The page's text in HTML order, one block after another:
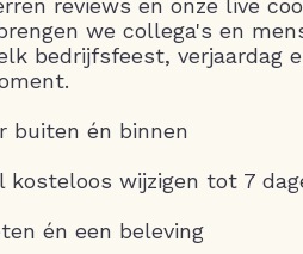
reviews en onze live
we collega's en
bedrijfsfeest, verjaardag
buiten én binnen
kosteloos wijzigen tot 7
én een beleving